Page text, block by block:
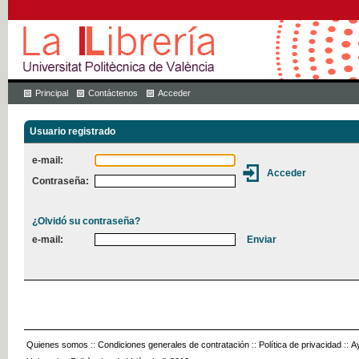
Principal Contáctenos Acceder
Usuario registrado
e-mail:
Contraseña:
¿Olvidó su contraseña?
e-mail:
Quienes somos :: Condiciones generales de contratación :: Política de privacidad ::